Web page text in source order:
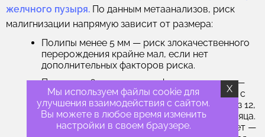
желчного пузыря. По данным метаанализов, риск
малигнизации напрямую зависит от размера:
Полипы менее 5 мм — риск злокачественного
перерождения крайне мал, если нет
дополнительных факторов риска.
Полипы 5–6 мм + наличие факторов риска—
рекомендуется динамическое наблюдение с
помощью УЗИ: через 6 месяцев, затем через 12,
а при стабильных размерах — через 24 месяца.
Если в течение двух лет полип не вырастает —
Мы используем файлы cookie для
улучшения взаимодействия с сайтом.
Вы можете в любое время изменить
настройки в своем браузере.
X